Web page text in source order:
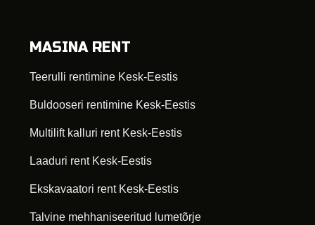
MASINA RENT
Teerulli rentimine Kesk-Eestis
Buldooseri rentimine Kesk-Eestis
Multilift kalluri rent Kesk-Eestis
Laaduri rent Kesk-Eestis
Ekskavaatori rent Kesk-Eestis
Talvine mehhaniseeritud lumetõrje